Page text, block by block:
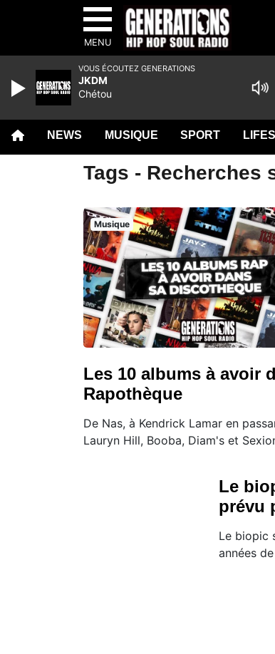
MENU
NEWS MUSIQUE SPORT
Tags - Recherches
Musique
Les 10 albums à avoir
Rapothèque
De Nas, à Kendrick Lamar en
Lauryn Hill, Booba, Diam's et
Le
prévu
Le biopic
années
VOUS ÉCOUTEZ GENERATIONS
JKDM
Chétou